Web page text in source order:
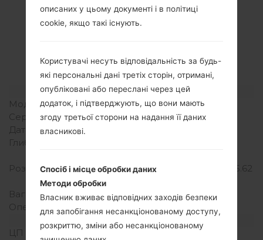
Специфікація
akaLG G4 Beat
Модель та її характеристики
Модель
LGH735P
Серія
LG G4 Beat
Дата випуску
Глибина
Розміри (ширина/висота) 142.7 x 72.6 міліметрів (5.62
Вага
139 грам (4.90 унції)
Операційна система
Android 5.1.1 (Lollipop)
Апаратне забезпечення
ЦП (процесор)
4x1.5 GHz Cortex-A53 &
описаних у цьому документі і в політиці
cookie, якщо такі існують.
Користувачі несуть відповідальність за будь-
які персональні дані третіх сторін, отримані,
опубліковані або переслані через цей
додаток, і підтверджують, що вони мають
згоду третьої сторони на надання її даних
власникові.
Спосіб і місце обробки даних
Методи обробки
Власник вживає відповідних заходів безпеки
для запобігання несанкціонованому доступу,
розкриттю, зміни або несанкціонованому